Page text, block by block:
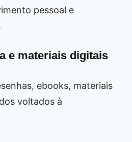
pessoal e
e materiais digitais
ebooks, materiais
voltados à